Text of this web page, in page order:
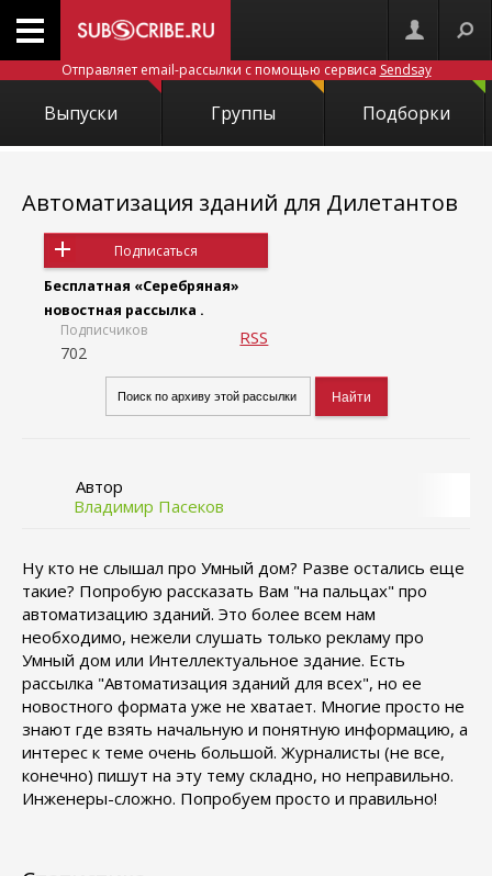
Отправляет email-рассылки с помощью сервиса Sendsay
Выпуски Группы Подборки
Автоматизация зданий для Дилетантов
Подписаться
Бесплатная «Серебряная»
новостная рассылка .
Подписчиков
702
RSS
Автор
Владимир Пасеков
Ну кто не слышал про Умный дом? Разве остались еще
такие? Попробую рассказать Вам "на пальцах" про
автоматизацию зданий. Это более всем нам
необходимо, нежели слушать только рекламу про
Умный дом или Интеллектуальное здание. Есть
рассылка "Автоматизация зданий для всех", но ее
новостного формата уже не хватает. Многие просто не
знают где взять начальную и понятную информацию, а
интерес к теме очень большой. Журналисты (не все,
конечно) пишут на эту тему складно, но неправильно.
Инженеры-сложно. Попробуем просто и правильно!